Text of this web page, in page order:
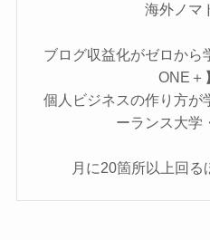
海外ノマ
ブログ収益化がゼロから
ONE＋
個人ビジネスの作り方が
ーランス大学
月に20箇所以上回る